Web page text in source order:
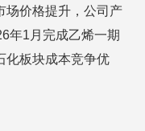
场价格提升，公司产
年1月完成乙烯一期
化板块成本竞争优